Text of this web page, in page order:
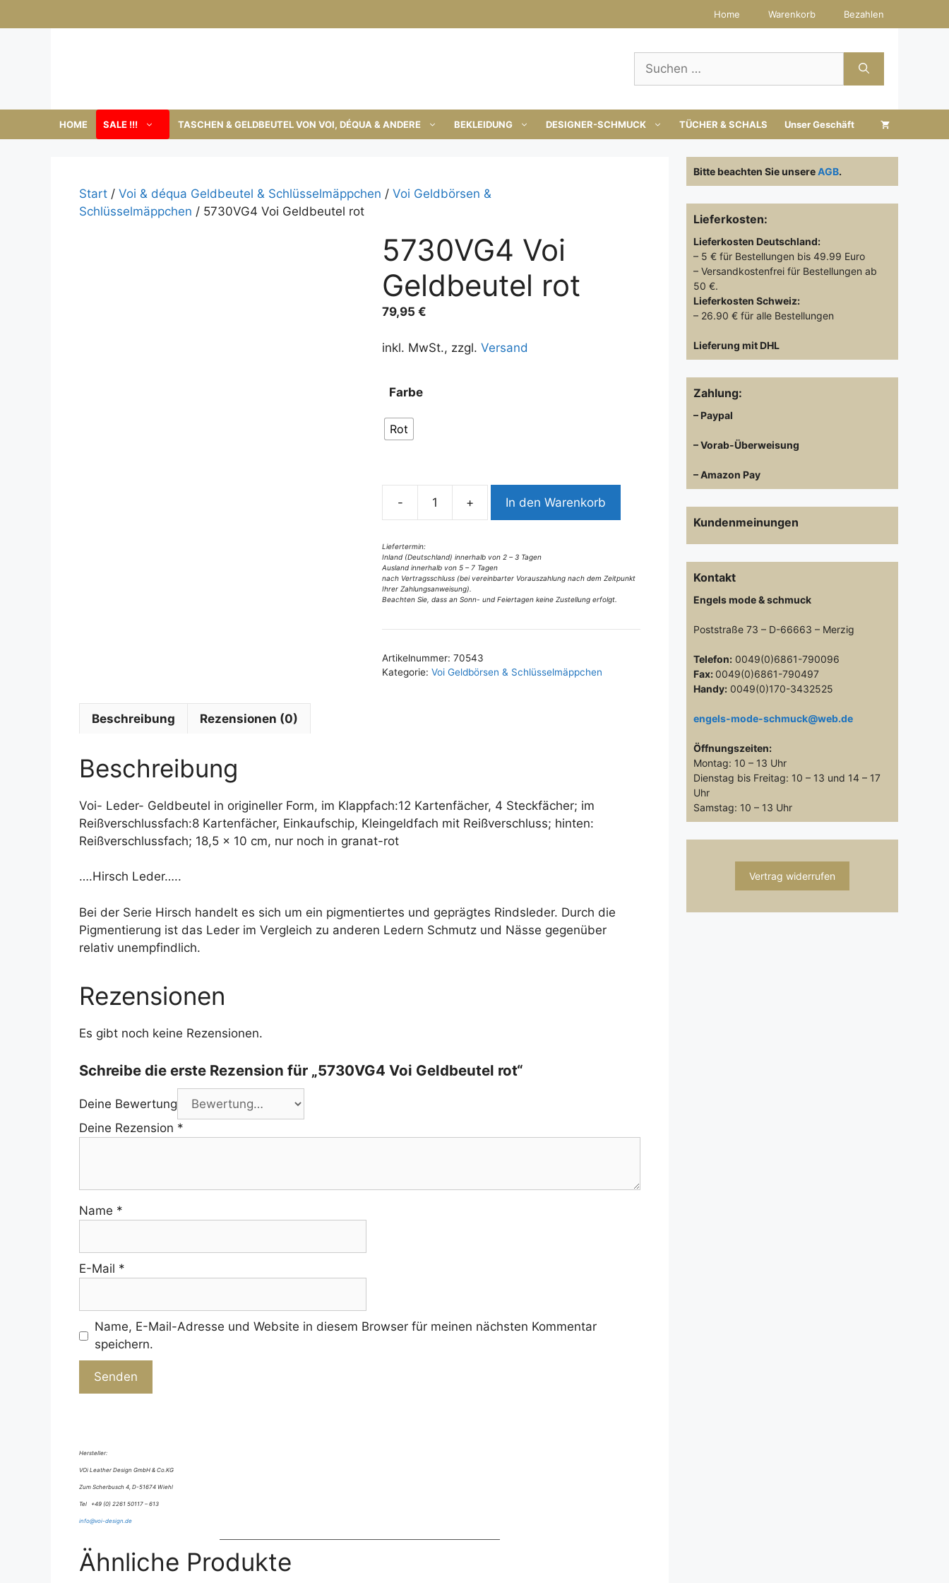
Inhalt
Home Warenkorb Bezahlen
Suchen
nach:
HOME SALE !!! TASCHEN & GELDBEUTEL VON VOI, DÉQUA & ANDERE BEKLEIDUNG DESIGNER-SCHMUCK TÜCHER & SCHALS Unser Geschäft
Start / Voi & déqua Geldbeutel & Schlüsselmäppchen / Voi Geldbörsen &
Schlüsselmäppchen / 5730VG4 Voi Geldbeutel rot
5730VG4 Voi
Geldbeutel rot
79,95€
inkl. MwSt., zzgl.Versand
Farbe
Rot
-
5730VG4
Geldbeutel
rot
Menge
+ In den Warenkorb
Liefertermin:
Inland (Deutschland) innerhalb von 2 – 3 Tagen
Ausland innerhalb von 5 – 7 Tagen
nach Vertragsschluss (bei vereinbarter Vorauszahlung nach dem Zeitpunkt
Ihrer Zahlungsanweisung).
Beachten Sie, dass an Sonn- und Feiertagen keine Zustellung erfolgt.
t
e
a
i
v
e
:
Artikelnummer:70543
Kategorie:Voi Geldbörsen & Schlüsselmäppchen
Beschreibung Rezensionen (0)
Beschreibung
Voi- Leder- Geldbeutel in origineller Form, im Klappfach:12 Kartenfächer, 4 Steckfächer; im
Reißverschlussfach:8 Kartenfächer, Einkaufschip, Kleingeldfach mit Reißverschluss; hinten:
Reißverschlussfach; 18,5 x 10 cm, nur noch in granat-rot
….Hirsch Leder…..
Bei der Serie Hirsch handelt es sich um ein pigmentiertes und geprägtes Rindsleder. Durch die
Pigmentierung ist das Leder im Vergleich zu anderen Ledern Schmutz und Nässe gegenüber
relativ unempfindlich.
Rezensionen
Es gibt noch keine Rezensionen.
Schreibe die erste Rezension für „5730VG4 Voi Geldbeutel rot“
Deine Bewertung
Deine Rezension *
Name *
E-Mail *
Name, E-Mail-Adresse und Website in diesem Browser für meinen nächsten Kommentar
speichern.
t
e
r
n
a
v
Hersteller:
VOi Leather Design GmbH & Co.KG
Zum Scherbusch 4, D-51674 Wiehl
Tel +49 (0) 2261 50117 – 613
info@voi-design.de
Ähnliche Produkte
Bitte beachten Sie unsereAGB.
Lieferkosten:
Lieferkosten Deutschland:
– 5 € für Bestellungen bis 49.99 Euro
– Versandkostenfrei für Bestellungen ab
50 €.
Lieferkosten Schweiz:
– 26.90 € für alle Bestellungen
Lieferung mit DHL
Zahlung:
– Paypal
– Vorab-Überweisung
– Amazon Pay
Kundenmeinungen
Kontakt
Engels mode & schmuck
Poststraße 73 – D-66663 – Merzig
Telefon: 0049(0)6861-790096
Fax: 0049(0)6861-790497
Handy: 0049(0)170-3432525
engels-mode-schmuck@web.de
Öffnungszeiten:
Montag: 10 – 13 Uhr
Dienstag bis Freitag: 10 – 13 und 14 – 17
Uhr
Samstag: 10 – 13 Uhr
Vertrag widerrufen